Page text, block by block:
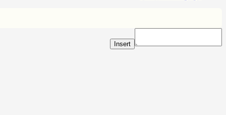
Insert